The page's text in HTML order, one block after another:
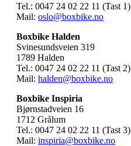
Tel.: 0047 24 02 22 11 (Tast 1)
Mail: oslo@boxbike.no
Boxbike Halden
Svinesundsveien 319
1789 Halden
Tel.: 0047 24 02 22 11 (Tast 2)
Mail: halden@boxbike.no
Boxbike Inspiria
Bjørnstadveien 16
1712 Grålum
Tel.: 0047 24 02 22 11 (Tast 3)
Mail: inspiria@boxbike.no